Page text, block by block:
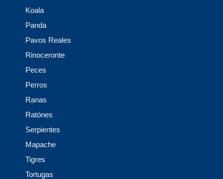
Koala
Panda
Pavos Reales
Rinoceronte
Peces
Perros
Ranas
Ratónes
Serpientes
Mapache
Tigres
Tortugas